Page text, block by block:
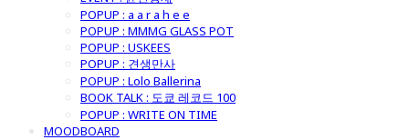
POPUP : a a r a h e e
POPUP : MMMG GLASS POT
POPUP : USKEES
POPUP : 견생만사
POPUP : Lolo Ballerina
BOOK TALK : 도쿄 레코드 100
POPUP : WRITE ON TIME
MOODBOARD